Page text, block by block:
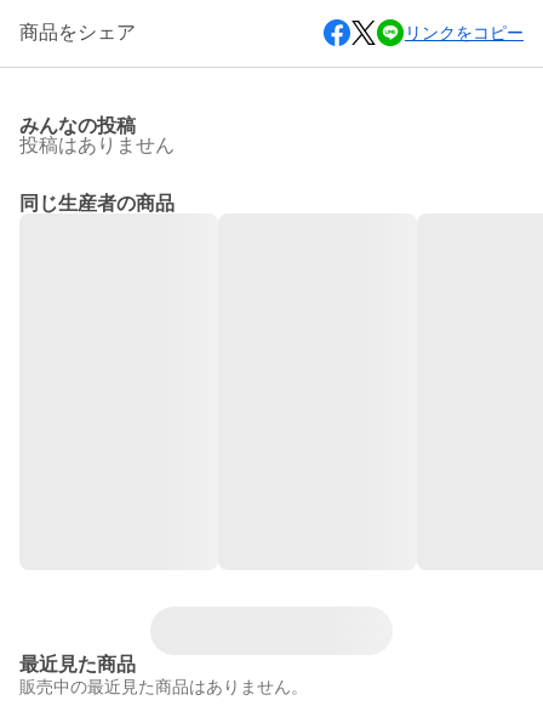
商品をシェア リンクをコピー
みんなの投稿
投稿はありません
同じ生産者の商品
最近見た商品
販売中の最近見た商品はありません。